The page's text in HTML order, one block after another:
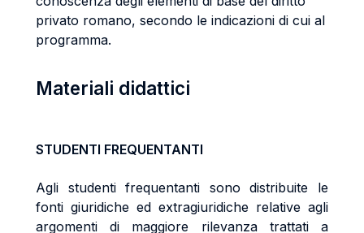
privato romano, secondo le indicazioni di cui al
programma.
Materiali didattici
STUDENTI FREQUENTANTI
Agli studenti frequentanti sono distribuite le
fonti giuridiche ed extragiuridiche relative agli
argomenti di maggiore rilevanza trattati a